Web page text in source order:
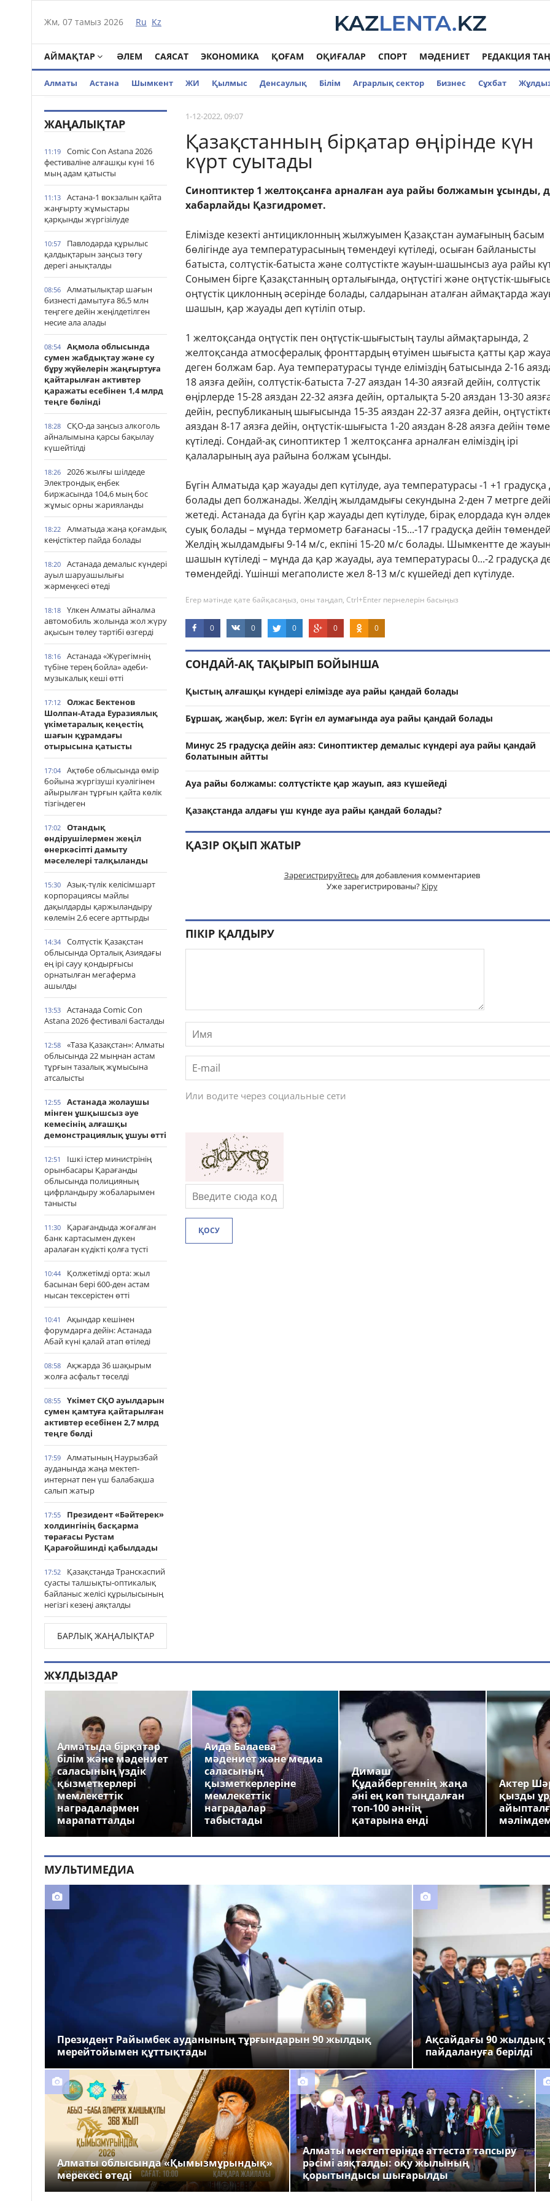
Жм, 07 тамыз 2026 Ru Kz
АЙМАҚТАР ӘЛЕМ САЯСАТ ЭКОНОМИКА ҚОҒАМ ОҚИҒАЛАР СПОРТ МӘДЕНИЕТ РЕДАКЦИЯ
Алматы Астана Шымкент ЖИ Қылмыс Денсаулық Білім Аграрлық сектор Бизнес Cұхбат
ЖАҢАЛЫҚТАР
11:19
Comic Con Astana 2026
фестиваліне алғашқы күні 16
мың адам қатысты
11:13
Астана-1 вокзалын қайта
жаңғырту жұмыстары
қарқынды жүргізілуде
10:57
Павлодарда құрылыс
қалдықтарын заңсыз төгу
дерегі анықталды
08:56
Алматылықтар шағын
бизнесті дамытуға 86,5 млн
теңгеге дейін жеңілдетілген
несие ала алады
08:54
Ақмола облысында
сумен жабдықтау және су
бұру жүйелерін жаңғыртуға
қайтарылған активтер
қаражаты есебінен 1,4 млрд
теңге бөлінді
18:28
СҚО-да заңсыз алкоголь
айналымына қарсы бақылау
күшейтілді
18:26
2026 жылғы шілдеде
Электрондық еңбек
биржасында 104,6 мың бос
жұмыс орны жарияланды
18:22
Алматыда жаңа қоғамдық
кеңістіктер пайда болады
18:20
Астанада демалыс күндері
ауыл шаруашылығы
жәрмеңкесі өтеді
18:18
Үлкен Алматы айналма
автомобиль жолында жол жүру
ақысын төлеу тәртібі өзгерді
18:16
Астанада «Жүрегімнің
түбіне терең бойла» әдеби-
музыкалық кеші өтті
17:12
Олжас Бектенов
Шолпан-Атада Еуразиялық
үкіметаралық кеңестің
шағын құрамдағы
отырысына қатысты
17:04
Ақтөбе облысында өмір
бойына жүргізуші куәлігінен
айырылған тұрғын қайта көлік
тізгіндеген
17:02
Отандық
өндірушілермен жеңіл
өнеркәсіпті дамыту
мәселелері талқыланды
15:30
Азық-түлік келісімшарт
корпорациясы майлы
дақылдарды қаржыландыру
көлемін 2,6 есеге арттырды
14:34
Солтүстік Қазақстан
облысында Орталық Азиядағы
ең ірі сауу қондырғысы
орнатылған мегаферма
ашылды
13:53
Астанада Comic Con
Astana 2026 фестивалі басталды
12:58
«Таза Қазақстан»: Алматы
облысында 22 мыңнан астам
тұрғын тазалық жұмысына
атсалысты
12:55
Астанада жолаушы
мінген ұшқышсыз әуе
кемесінің алғашқы
демонстрациялық ұшуы өтті
12:51
Ішкі істер министрінің
орынбасары Қарағанды
облысында полицияның
цифрландыру жобаларымен
танысты
11:30
Қарағандыда жоғалған
банк картасымен дүкен
аралаған күдікті қолға түсті
10:44
Қолжетімді орта: жыл
басынан бері 600-ден астам
нысан тексерістен өтті
10:41
Ақындар кешінен
форумдарға дейін: Астанада
Абай күні қалай атап өтіледі
08:58
Ақжарда 36 шақырым
жолға асфальт төселді
08:55
Үкімет СҚО ауылдарын
сумен қамтуға қайтарылған
активтер есебінен 2,7 млрд
теңге бөлді
17:59
Алматының Наурызбай
ауданында жаңа мектеп-
интернат пен үш балабақша
салып жатыр
17:55
Президент «Бәйтерек»
холдингінің басқарма
төрағасы Рустам
Қарағойшинді қабылдады
17:52
Қазақстанда Транскаспий
суасты талшықты-оптикалық
байланыс желісі құрылысының
негізгі кезеңі аяқталды
БАРЛЫҚ ЖАҢАЛЫҚТАР
1-12-2022, 09:07
Қазақстанның бірқатар өңірінде күн
күрт суытады
Синоптиктер 1 желтоқсанға арналған ауа райы болжамын ұсынды,
хабарлайды Қазгидромет.
Елімізде кезекті антициклонның жылжуымен Қазақстан аумағының басым
бөлігінде ауа температурасының төмендеуі күтіледі, осыған байланысты
батыста, солтүстік-батыста және солтүстікте жауын-шашынсыз ауа райы
Сонымен бірге Қазақстанның орталығында, оңтүстігі және оңтүстік-
оңтүстік циклонның әсерінде болады, салдарынан аталған аймақтарда
шашын, қар жауады деп күтіліп отыр.
1 желтоқсанда оңтүстік пен оңтүстік-шығыстың таулы аймақтарында, 2
желтоқсанда атмосфералық фронттардың өтуімен шығыста қатты қар
деген болжам бар. Ауа температурасы түнде еліміздің батысында 2-16
18 аязға дейін, солтүстік-батыста 7-27 аяздан 14-30 аязғай дейін, солтүстік
өңірлерде 15-28 аяздан 22-32 аязға дейін, орталықта 5-20 аяздан 13-30
дейін, республиканың шығысында 15-35 аяздан 22-37 аязға дейін,
аяздан 8-17 аязға дейін, оңтүстік-шығыста 1-20 аяздан 8-28 аязға дейін
күтіледі. Сондай-ақ синоптиктер 1 желтоқсанға арналған еліміздің ірі
қалаларының ауа райына болжам ұсынды.
Бүгін Алматыда қар жауады деп күтілуде, ауа температурасы -1 +1 градусқа
болады деп болжанады. Желдің жылдамдығы секундына 2-ден 7 метрге
жетеді. Астанада да бүгін қар жауады деп күтілуде, бірақ елордада күн
суық болады – мұнда термометр бағанасы -15...-17 градусқа дейін
Желдің жылдамдығы 9-14 м/с, екпіні 15-20 м/с болады. Шымкентте де
шашын күтіледі – мұнда да қар жауады, ауа температурасы 0...-2 градусқа
төмендейді. Үшінші мегаполисте жел 8-13 м/с күшейеді деп күтілуде.
Егер мәтінде қате байқасаңыз, оны таңдап, Ctrl+Enter пернелерін басыңыз
0 0 0 0 0
СОНДАЙ-АҚ ТАҚЫРЫП БОЙЫНША
Қыстың алғашқы күндері елімізде ауа райы қандай болады
Бұршақ, жаңбыр, жел: Бүгін ел аумағында ауа райы қандай болады
Минус 25 градусқа дейін аяз: Синоптиктер демалыс күндері ауа райы қандай
болатынын айтты
Ауа райы болжамы: солтүстікте қар жауып, аяз күшейеді
Қазақстанда алдағы үш күнде ауа райы қандай болады?
ҚАЗІР ОҚЫП ЖАТЫР
Зарегистрируйтесь для добавления комментариев
Уже зарегистрированы? Кіру
ПІКІР ҚАЛДЫРУ
Или водите через социальные сети
ҚОСУ
ЖҰЛДЫЗДАР
Алматыда бірқатар
білім және мәдениет
саласының үздік
қызметкерлері
мемлекеттік
наградалармен
марапатталды
Аида Балаева
мәдениет және медиа
саласының
қызметкерлеріне
мемлекеттік
наградалар
табыстады
Димаш
Құдайбергеннің жаңа
әні ең көп тыңдалған
топ-100 әннің
қатарына енді
Актер
қызды
МУЛЬТИМЕДИА
Президент Райымбек ауданының тұрғындарын 90 жылдық
мерейтойымен құттықтады
Ақсайдағы 90 жылдық
пайдалануға берілді
Алматы облысында «Қымызмұрындық»
мерекесі өтеді
Алматы мектептерінде аттестат тапсыру
рәсімі аяқталды: оқу жылының
қорытындысы шығарылды